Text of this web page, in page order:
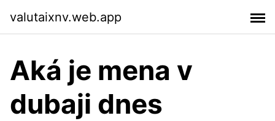
valutaixnv.web.app
Aká je mena v
dubaji dnes